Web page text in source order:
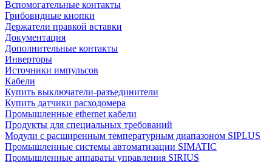
Вспомогательные контакты
Грибовидные кнопки
Держатели правкой вставки
Документация
Дополнительные контакты
Инверторы
Источники импульсов
Кабели
Купить выключатели-разъединители
Купить датчики расходомера
Промышленные ethernet кабели
Продукты для специальных требований
Модули с расширенным температурным диапазоном SIPLUS
Промышленные системы автоматизации SIMATIC
Промышленные аппараты управления SIRIUS